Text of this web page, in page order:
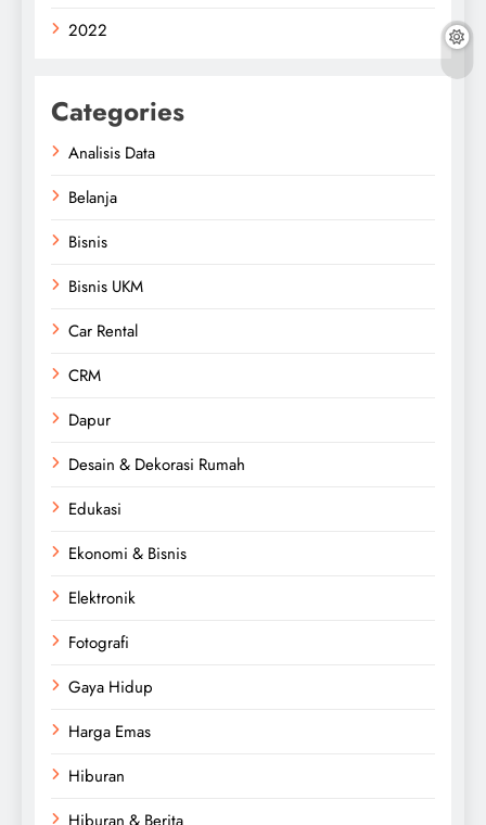
2022
Categories
Analisis Data
Belanja
Bisnis
Bisnis UKM
Car Rental
CRM
Dapur
Desain & Dekorasi Rumah
Edukasi
Ekonomi & Bisnis
Elektronik
Fotografi
Gaya Hidup
Harga Emas
Hiburan